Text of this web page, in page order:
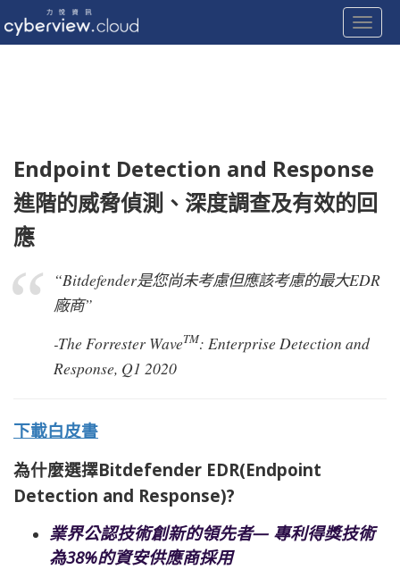
Endpoint Detection and Response
進階的威脅偵測、深度調查及有效的回
應
“Bitdefender是您尚未考慮但應該考慮的最大EDR
廠商”
-The Forrester WaveTM: Enterprise Detection and
Response, Q1 2020
下載白皮書
為什麼選擇Bitdefender EDR(Endpoint
Detection and Response)?
業界公認技術創新的領先者— 專利得獎技術
為38%的資安供應商採用